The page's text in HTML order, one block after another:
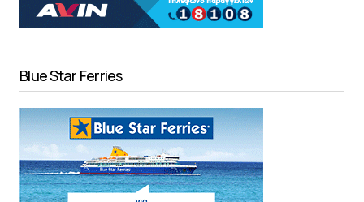
Blue Star Ferries